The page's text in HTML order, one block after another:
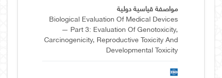
مواصفة قياسية دولية
Biological Evaluation Of Medical Devices
— Part 3: Evaluation Of Genotoxicity,
Carcinogenicity, Reproductive Toxicity And
Developmental Toxicity